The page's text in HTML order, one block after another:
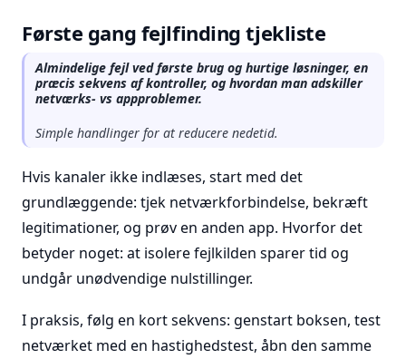
Første gang fejlfinding tjekliste
Almindelige fejl ved første brug og hurtige løsninger, en
præcis sekvens af kontroller, og hvordan man adskiller
netværks- vs appproblemer.
Simple handlinger for at reducere nedetid.
Hvis kanaler ikke indlæses, start med det
grundlæggende: tjek netværkforbindelse, bekræft
legitimationer, og prøv en anden app. Hvorfor det
betyder noget: at isolere fejlkilden sparer tid og
undgår unødvendige nulstillinger.
I praksis, følg en kort sekvens: genstart boksen, test
netværket med en hastighedstest, åbn den samme